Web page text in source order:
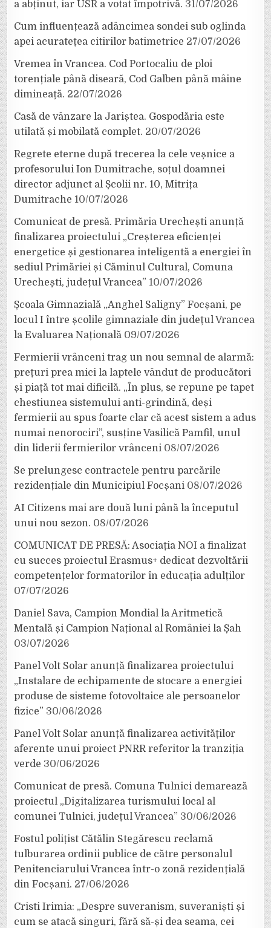
a abținut, iar USR a votat împotrivă. 31/07/2026
Cum influențează adâncimea sondei sub oglinda
apei acuratețea citirilor batimetrice 27/07/2026
Vremea în Vrancea. Cod Portocaliu de ploi
torențiale până diseară, Cod Galben până mâine
dimineață. 22/07/2026
Casă de vânzare la Jariștea. Gospodăria este
utilată și mobilată complet. 20/07/2026
Regrete eterne după trecerea la cele veșnice a
profesorului Ion Dumitrache, soțul doamnei
director adjunct al Școlii nr. 10, Mitrița
Dumitrache 10/07/2026
Comunicat de presă. Primăria Urechești anunță
finalizarea proiectului „Creșterea eficienței
energetice și gestionarea inteligentă a energiei în
sediul Primăriei și Căminul Cultural, Comuna
Urechești, județul Vrancea” 10/07/2026
Școala Gimnazială „Anghel Saligny” Focșani, pe
locul I între școlile gimnaziale din județul Vrancea
la Evaluarea Națională 09/07/2026
Fermierii vrânceni trag un nou semnal de alarmă:
prețuri prea mici la laptele vândut de producători
și piață tot mai dificilă. „În plus, se repune pe tapet
chestiunea sistemului anti-grindină, deși
fermierii au spus foarte clar că acest sistem a adus
numai nenorociri”, susține Vasilică Pamfil, unul
din liderii fermierilor vrânceni 08/07/2026
Se prelungesc contractele pentru parcările
rezidențiale din Municipiul Focșani 08/07/2026
AI Citizens mai are două luni până la începutul
unui nou sezon. 08/07/2026
COMUNICAT DE PRESĂ: Asociația NOI a finalizat
cu succes proiectul Erasmus+ dedicat dezvoltării
competențelor formatorilor în educația adulților
07/07/2026
Daniel Sava, Campion Mondial la Aritmetică
Mentală și Campion Național al României la Șah
03/07/2026
Panel Volt Solar anunță finalizarea proiectului
„Instalare de echipamente de stocare a energiei
produse de sisteme fotovoltaice ale persoanelor
fizice” 30/06/2026
Panel Volt Solar anunță finalizarea activităților
aferente unui proiect PNRR referitor la tranziția
verde 30/06/2026
Comunicat de presă. Comuna Tulnici demarează
proiectul „Digitalizarea turismului local al
comunei Tulnici, județul Vrancea” 30/06/2026
Fostul polițist Cătălin Stegărescu reclamă
tulburarea ordinii publice de către personalul
Penitenciarului Vrancea într-o zonă rezidențială
din Focșani. 27/06/2026
Cristi Irimia: „Despre suveranism, suveraniști și
cum se atacă singuri, fără să-și dea seama, cei